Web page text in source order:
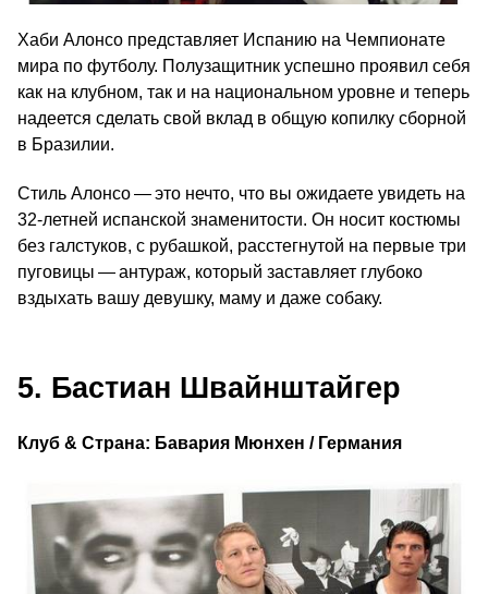
Хаби Алонсо представляет Испанию на Чемпионате
мира по футболу. Полузащитник успешно проявил себя
как на клубном, так и на национальном уровне и теперь
надеется сделать свой вклад в общую копилку сборной
в Бразилии.
Стиль Алонсо — это нечто, что вы ожидаете увидеть на
32-летней испанской знаменитости. Он носит костюмы
без галстуков, с рубашкой, расстегнутой на первые три
пуговицы — антураж, который заставляет глубоко
вздыхать вашу девушку, маму и даже собаку.
5. Бастиан Швайнштайгер
Клуб & Страна: Бавария Мюнхен / Германия